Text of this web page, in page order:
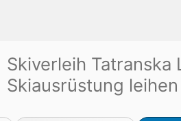
Skiverleih Tatranska
Skiausrüstung